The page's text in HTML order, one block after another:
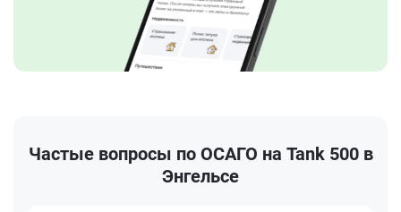
Частые вопросы по ОСАГО на Tank 500 в
Энгельсе